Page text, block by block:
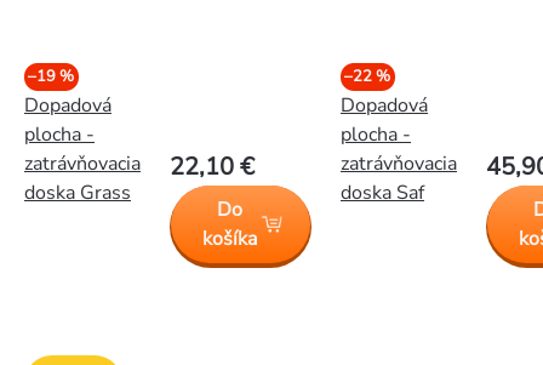
–19 %
Dopadová
plocha -
zatrávňovacia
doska Grass
22,10 €
Do
košíka
–22 %
Dopadová
plocha -
zatrávňovacia
doska Saf